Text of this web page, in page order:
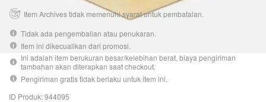
Item Archives tidak memenuhi syarat untuk pembatalan.
Tidak ada pengembalian atau penukaran.
Item ini dikecualikan dari promosi.
Ini adalah item berukuran besar/kelebihan berat, biaya pengiriman
tambahan akan diterapkan saat checkout.
Pengiriman gratis tidak berlaku untuk item ini.
ID Produk: 944095